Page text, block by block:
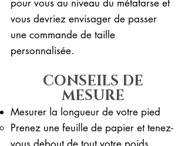
pour vous au niveau du métatarse et
vous devriez envisager de passer
une commande de taille
personnalisée.
CONSEILS DE
MESURE
Mesurer la longueur de votre pied
Prenez une feuille de papier et tenez-